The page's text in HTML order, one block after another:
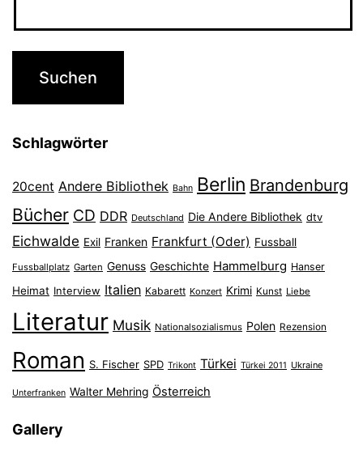
Schlagwörter
20cent Andere Bibliothek Bahn Berlin Brandenburg
Bücher CD DDR Deutschland Die Andere Bibliothek dtv
Eichwalde Exil Franken Frankfurt (Oder) Fussball
Fussballplatz Garten Genuss Geschichte Hammelburg Hanser
Heimat Interview Italien Kabarett Konzert Krimi Kunst Liebe
Literatur Musik Nationalsozialismus Polen Rezension
Roman S. Fischer SPD Trikont Türkei Türkei 2011 Ukraine
Unterfranken Walter Mehring Österreich
Gallery